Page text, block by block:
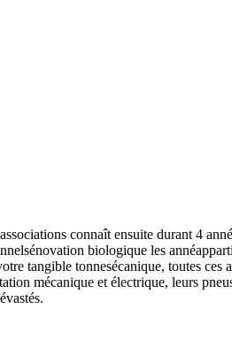
connaît ensuite durant 4
biologique les
tangible tonnesécanique, toutes ces
mécanique et électrique, leurs